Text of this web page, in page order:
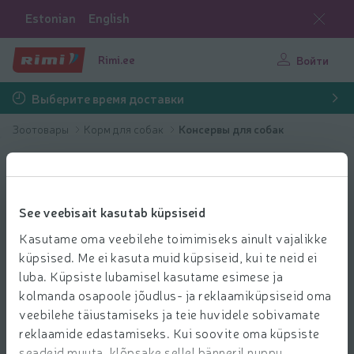
See veebisait kasutab küpsiseid
Kasutame oma veebilehe toimimiseks ainult vajalikke
küpsised. Me ei kasuta muid küpsiseid, kui te neid ei
luba. Küpsiste lubamisel kasutame esimese ja
kolmanda osapoole jõudlus- ja reklaamiküpsiseid oma
veebilehe täiustamiseks ja teie huvidele sobivamate
reklaamide edastamiseks. Kui soovite oma küpsiste
Estonian English
Rimi.ee Войти
Выберите время доставки
Зоотовары Корм для собак Консервы для собак